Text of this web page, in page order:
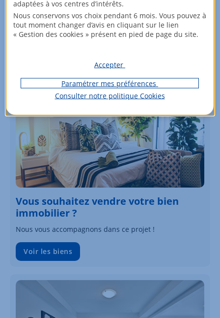
Partager :
Vous souhaitez vendre votre bien
immobilier ?
Nous vous accompagnons dans ce projet !
Voir les biens
adaptées à vos centres d’intérêts.
Nous conservons vos choix pendant 6 mois. Vous pouvez à
tout moment changer d’avis en cliquant sur le lien
« Gestion des cookies » présent en pied de page du site.
Accepter
Paramétrer mes préférences
Consulter notre politique Cookies